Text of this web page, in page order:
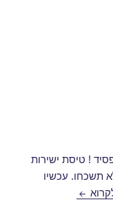
! טיסת ישירות
תשכחו. עכשיו
טיסה לבריסל במרץ